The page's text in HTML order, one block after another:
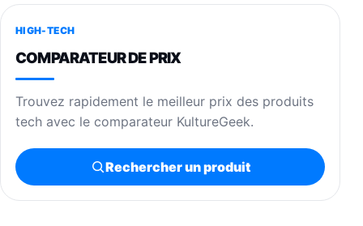
HIGH-TECH
COMPARATEUR DE PRIX
Trouvez rapidement le meilleur prix des produits
tech avec le comparateur KultureGeek.
Rechercher un produit